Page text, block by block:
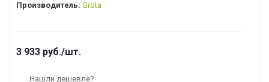
Производитель: Grota
3 933 руб./шт.
Нашли дешевле?